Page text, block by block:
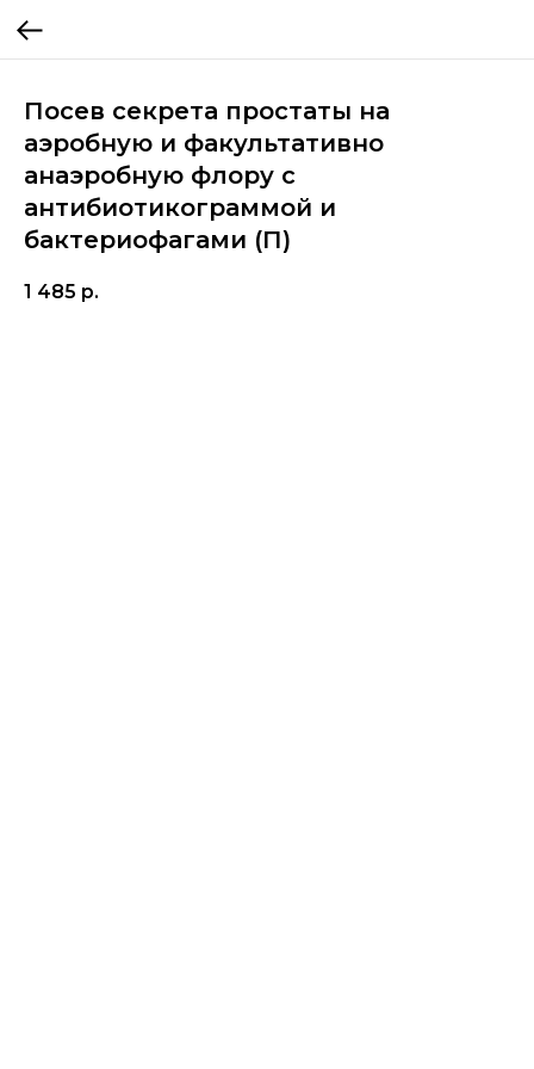
Посев секрета простаты на
аэробную и факультативно
анаэробную флору с
антибиотикограммой и
бактериофагами (П)
1 485 р.